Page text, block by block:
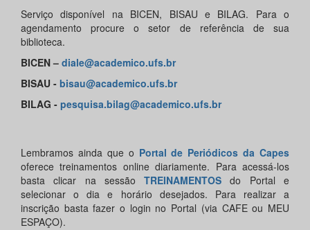
Serviço disponível na BICEN, BISAU e BILAG. Para o
agendamento procure o setor de referência de sua
biblioteca.
BICEN – diale@academico.ufs.br
BISAU - bisau@academico.ufs.br
BILAG - pesquisa.bilag@academico.ufs.br
Lembramos ainda que o Portal de Periódicos da Capes
oferece treinamentos online diariamente. Para acessá-los
basta clicar na sessãoTREINAMENTOS do Portal e
selecionar o dia e horário desejados. Para realizar a
inscrição basta fazer o login no Portal (via CAFE ou MEU
ESPAÇO).